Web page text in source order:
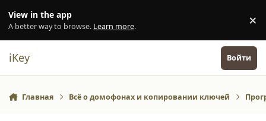
View in the app
A better way to browse. Learn more. ×
iKey Войти
Главная Всё о домофонах и копировании ключей